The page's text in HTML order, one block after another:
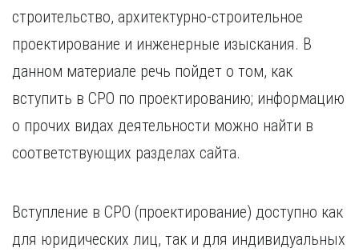
Калуга
Кемерово
Краснодар
Красноярск
Курск
Л
М
Магнитогорск
У
Ульяновск
Уфа
Х
Хабаровск
Чебоксары
Челябинск
Череповец
строительство, архитектурно-строительное
проектирование и инженерные изыскания. В
данном материале речь пойдет о том, как
вступить в СРО по проектированию; информацию
о прочих видах деятельности можно найти в
соответствующих разделах сайта.
Вступление в СРО (проектирование) доступно как
для юридических лиц, так и для индивидуальных